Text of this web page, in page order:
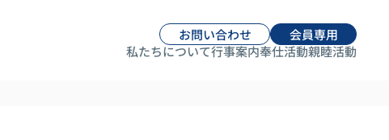
お問い合わせ
会員専用
私たちについて行事案内奉仕活動親睦活動